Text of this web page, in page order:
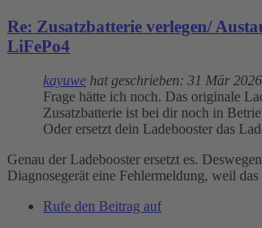
Re: Zusatzbatterie verlegen/
LiFePo4
kayuwe hat geschrieben: 31 Mär
Frage hätte ich noch. Das originale
Zusatzbatterie ist bei dir noch in
Oder ersetzt dein Ladebooster das
Genau der Ladebooster ersetzt es.
Diagnosegerät eine Fehlermeldung, weil das
Rufe den Beitrag auf